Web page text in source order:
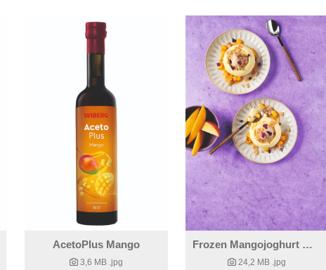
AcetoPlus Mango
3,6 MB .jpg
Frozen Mangojoghurt mit salzigem Karamellespuma, braunem Rum und Sesamcracker.
24,2 MB .jpg